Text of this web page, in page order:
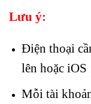
Lưu ý:
Điện thoại
lên hoặc iOS
Mỗi tài